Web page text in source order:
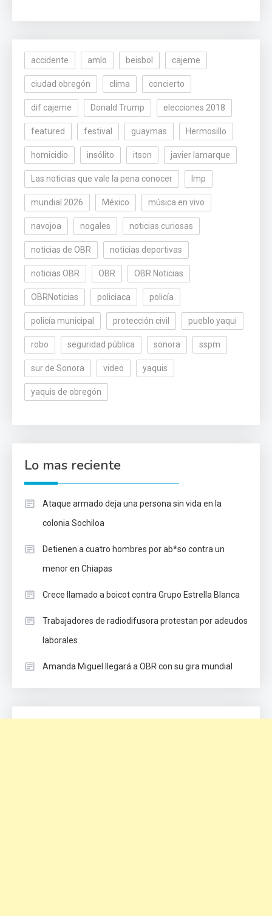
accidente amlo beisbol cajeme
ciudad obregón clima concierto
dif cajeme Donald Trump elecciones 2018
featured festival guaymas Hermosillo
homicidio insólito itson javier lamarque
Las noticias que vale la pena conocer lmp
mundial 2026 México música en vivo
navojoa nogales noticias curiosas
noticias de OBR noticias deportivas
noticias OBR OBR OBR Noticias
OBRNoticias policiaca policía
policía municipal protección civil pueblo yaqui
robo seguridad pública sonora sspm
sur de Sonora video yaquis
yaquis de obregón
Lo mas reciente
Ataque armado deja una persona sin vida en la
colonia Sochiloa
Detienen a cuatro hombres por ab*so contra un
menor en Chiapas
Crece llamado a boicot contra Grupo Estrella Blanca
Trabajadores de radiodifusora protestan por adeudos
laborales
Amanda Miguel llegará a OBR con su gira mundial